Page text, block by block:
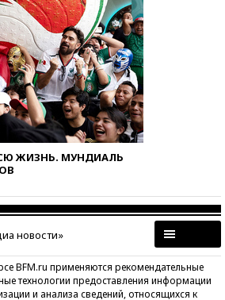
ЖИЗНЬ. МУНДИАЛЬ
новости»
BFM.ru применяются рекомендательные
технологии предоставления информации
и анализа сведений, относящихся к